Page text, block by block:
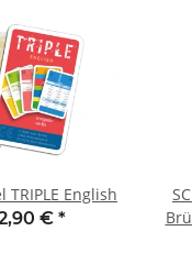
TRIPLE English
€ *